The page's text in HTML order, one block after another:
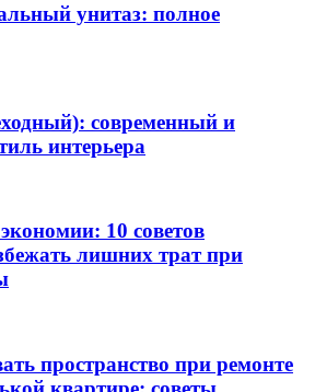
унитаз: полное
современный и
интерьера
10 советов
лишних трат при
пространство при ремонте